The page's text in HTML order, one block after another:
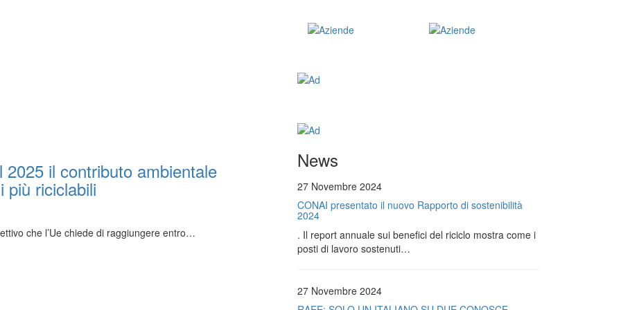
il contributo ambientale
più riciclabili
che l’Ue chiede di raggiungere entro…
News
27 Novembre 2024
CONAI presentato il nuovo Rapporto di sostenibilità
2024
. Il report annuale sui benefici del riciclo mostra come i
posti di lavoro sostenuti…
27 Novembre 2024